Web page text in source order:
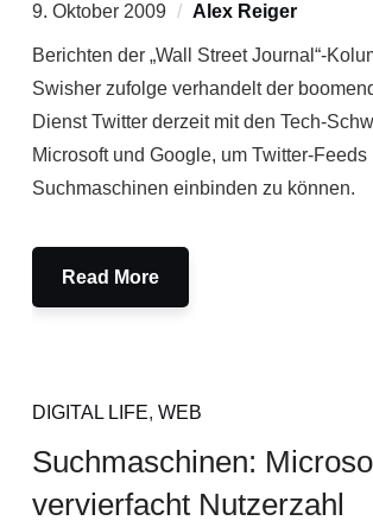
9. Oktober 2009 Alex Reiger
Berichten der „Wall Street Journal“-
Swisher zufolge verhandelt der
Dienst Twitter derzeit mit den Tech-
Microsoft und Google, um Twitter-Feeds
Suchmaschinen einbinden zu können.
Read More
DIGITAL LIFE, WEB
Suchmaschinen:
vervierfacht Nutzerzahl